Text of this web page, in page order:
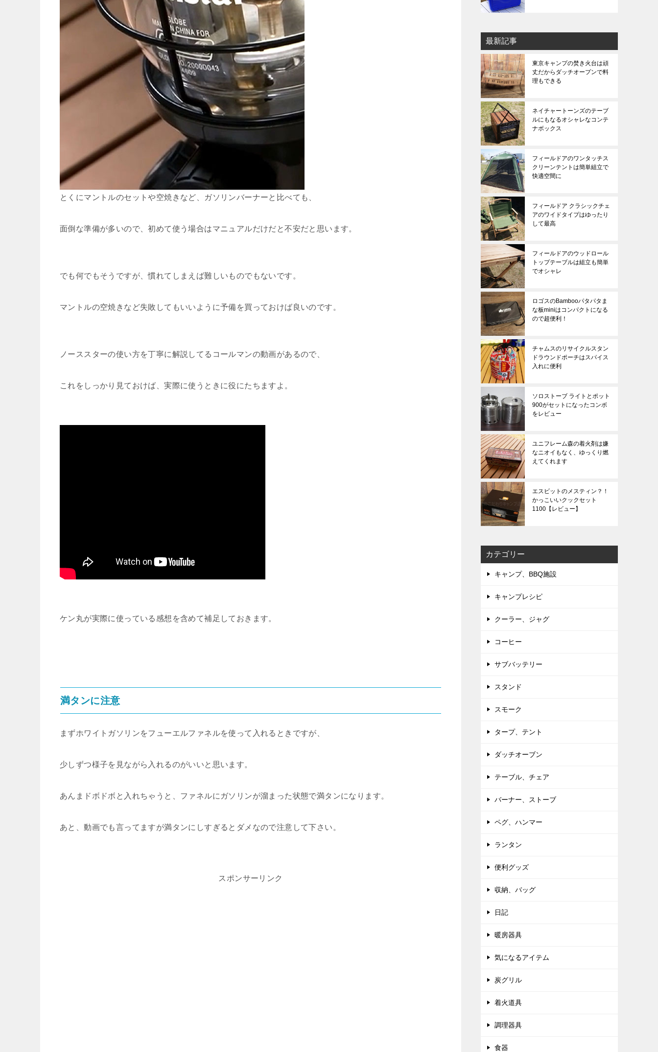
とくにマントルのセットや空焼きなど、ガソリンバーナーと比べても、
面倒な準備が多いので、初めて使う場合はマニュアルだけだと不安だと思います。
でも何でもそうですが、慣れてしまえば難しいものでもないです。
マントルの空焼きなど失敗してもいいように予備を買っておけば良いのです。
ノーススターの使い方を丁寧に解説してるコールマンの動画があるので、
これをしっかり見ておけば、実際に使うときに役にたちますよ。
ケン丸が実際に使っている感想を含めて補足しておきます。
満タンに注意
まずホワイトガソリンをフューエルファネルを使って入れるときですが、
少しずつ様子を見ながら入れるのがいいと思います。
あんまドボドボと入れちゃうと、ファネルにガソリンが溜まった状態で満タンになります。
あと、動画でも言ってますが満タンにしすぎるとダメなので注意して下さい。
スポンサーリンク
最新記事
東京キャンプの焚き火台は頑
丈だからダッチオープンで料
理もできる
ネイチャートーンズのテーブ
ルにもなるオシャレなコンテ
ナボックス
フィールドアのワンタッチス
クリーンテントは簡単組立で
快適空間に
フィールドア クラシックチェ
アのワイドタイプはゆったり
して最高
フィールドアのウッドロール
トップテーブルは組立も簡単
でオシャレ
ロゴスのBambooパタパタま
な板miniはコンパクトになる
ので超便利！
チャムスのリサイクルスタン
ドラウンドポーチはスパイス
入れに便利
ソロストーブ ライトとポット
900がセットになったコンボ
をレビュー
ユニフレーム森の着火剤は嫌
なニオイもなく、ゆっくり燃
えてくれます
エスビットのメスティン？！
かっこいいクックセット
1100【レビュー】
カテゴリー
キャンプ、BBQ施設
キャンプレシピ
クーラー、ジャグ
コーヒー
サブバッテリー
スタンド
スモーク
タープ、テント
ダッチオーブン
テーブル、チェア
バーナー、ストーブ
ペグ、ハンマー
ランタン
便利グッズ
収納、バッグ
日記
暖房器具
気になるアイテム
炭グリル
着火道具
調理器具
食器